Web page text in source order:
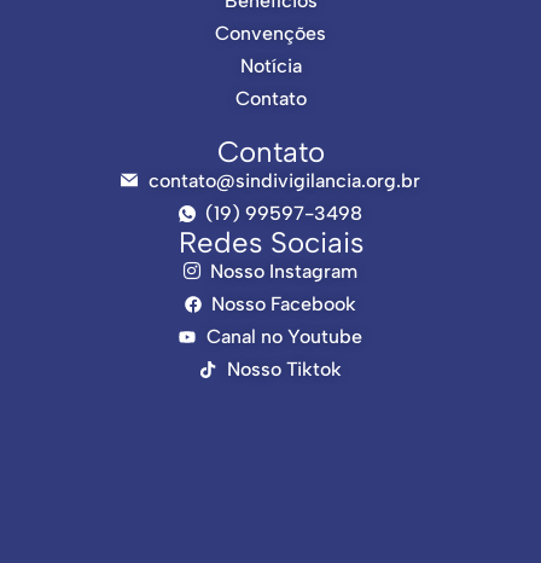
Convenções
Notícia
Contato
Contato
contato@sindivigilancia.org.br
(19) 99597-3498
Redes Sociais
Nosso Instagram
Nosso Facebook
Canal no Youtube
Nosso Tiktok